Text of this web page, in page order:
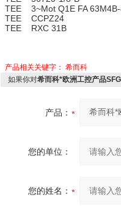
TEE 3~Mot Q1E FA
TEE CCPZ24
TEE RXC 31B
产品相关关键字： 希而科
如果你对希而科*欧洲工控产品
产品：
您的单位：
您的姓名：